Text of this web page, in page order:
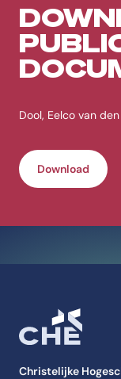
Dool, Eelco van
Download
Christelijke